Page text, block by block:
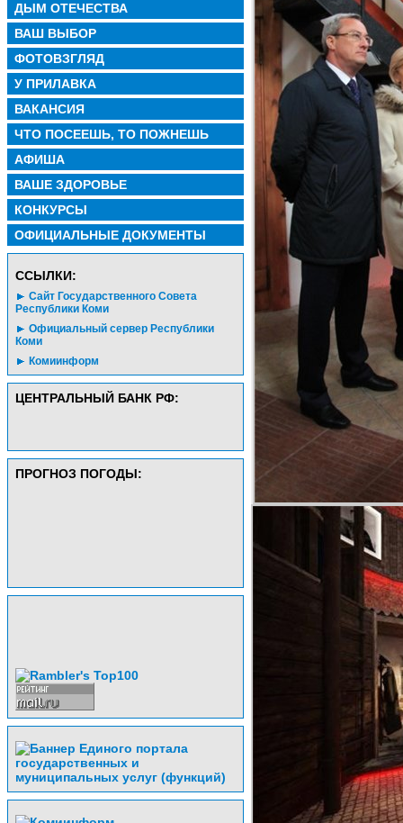
ДЫМ ОТЕЧЕСТВА
ВАШ ВЫБОР
ФОТОВЗГЛЯД
У ПРИЛАВКА
ВАКАНСИЯ
ЧТО ПОСЕЕШЬ, ТО ПОЖНЕШЬ
АФИША
ВАШЕ ЗДОРОВЬЕ
КОНКУРСЫ
ОФИЦИАЛЬНЫЕ ДОКУМЕНТЫ
CСЫЛКИ:
Сайт Государственного Совета
Республики Коми
Официальный сервер Республики
Коми
Комиинформ
ЦЕНТРАЛЬНЫЙ БАНК РФ:
ПРОГНОЗ ПОГОДЫ: